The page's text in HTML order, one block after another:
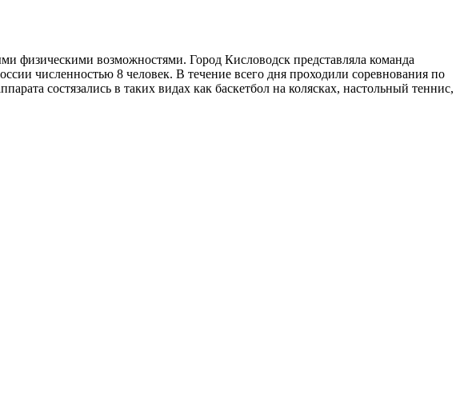
физическими возможностями. Город Кисловодск представляла команда
численностью 8 человек. В течение всего дня проходили соревнования по
состязались в таких видах как баскетбол на колясках, настольный теннис,